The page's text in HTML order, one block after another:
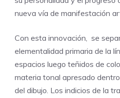
nueva vía de manifestación
Con esta innovación, se
elementalidad primaria de la
espacios luego teñidos de
materia tonal apresado
del dibujo. Los indicios de la